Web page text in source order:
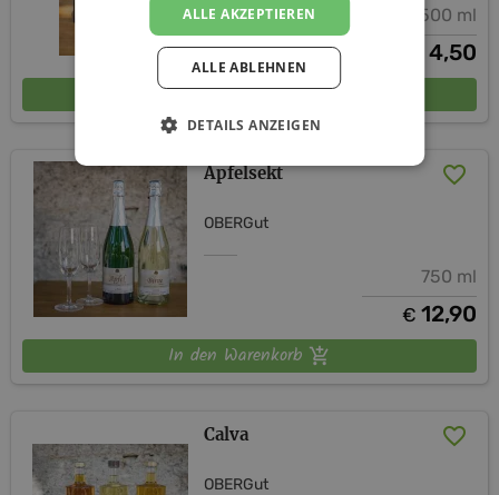
500 ml
4,50
In den Warenkorb
Apfelsekt
OBERGut
750 ml
€ 12,90
In den Warenkorb
Calva
OBERGut
ALLE AKZEPTIEREN
ALLE ABLEHNEN
DETAILS ANZEIGEN